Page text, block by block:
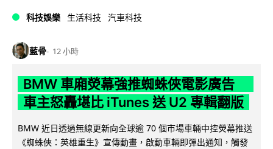
科技娛樂 生活科技 汽車科技
藍骨 12 小時
BMW 車廂熒幕強推蜘蛛俠電影廣告
車主怒轟堪比 iTunes 送 U2 專輯翻版
BMW 近日透過無線更新向全球逾 70 個市場車輛中控熒幕推送
《蜘蛛俠：英雄重生》宣傳動畫，啟動車輛即彈出通知，觸發